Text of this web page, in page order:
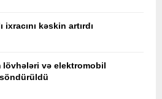
kəskin artırdı
lövhələri və elektromobil